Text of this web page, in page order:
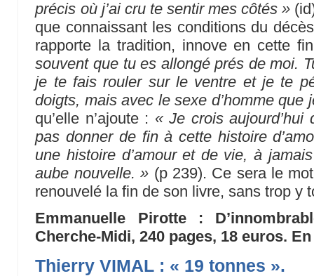
précis où j’ai cru te sentir mes côtés »
que connaissant les conditions du
rapporte la tradition, innove en cette
souvent que tu es allongé prés de moi.
je te fais rouler sur le ventre et je te
doigts, mais avec le sexe d’homme que
qu’elle n’ajoute : « Je crois aujourd’hui
pas donner de fin à cette histoire
une histoire d’amour et de vie, à
aube nouvelle. » (p 239). Ce sera le
renouvelé la fin de son livre, sans trop y
Emmanuelle Pirotte :
Cherche-Midi, 240 pages, 18 euros.
Thierry VIMAL : « 19 tonnes ».